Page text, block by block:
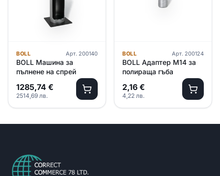
BOLL Арт. 200140
BOLL Машина за
пълнене на спрей
1285,74 €
2514,69 лв.
BOLL Арт. 200124
BOLL Адаптер М14 за
полираща гъба
2,16 €
4,22 лв.